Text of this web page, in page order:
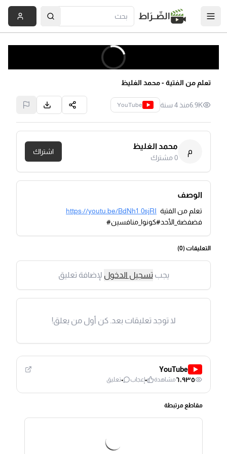
الصِّــرَاط
تعلم من الفتية - محمد الغليظ
6.9Kمنذ 4 سنة YouTube
م
محمد الغليظ
0مشترك
اشتراك
الوصف
تعلم من الفتية https://youtu.be/BdNh1_0sjRI
فضفضة_الأحد#كونوا_منافسين#
التعليقات (0
)
يجبتسجيل الدخول لإضافة تعليق
لا توجد تعليقات بعد. كن أول من يعلق!
YouTube
٦٬٩٣٥مشاهدة ٠إعجاب ٠تعليق
مقاطع مرتبطة